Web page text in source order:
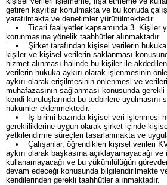
getiren kayıtlar konulmakta ve bu konuda
yaratılmakta ve denetimler yürütülmektedir.
• Ticari faaliyetler kapsamında 3. Kişiler
korunmasına yönelik taahhütler alınmaktadır.
• Şirket tarafından kişisel verilerin hukuka
kişiler ve kişisel verilerin saklanması
hizmet alınması halinde bu kişiler ile
verilerin hukuka aykırı olarak işlenmesinin
aykırı olarak erişilmesinin önlenmesi ve
muhafazasının sağlanması konusunda
kendi kuruluşlarında bu tedbirlere uyulmasını
hükümler eklenmektedir.
• İş birimi bazında kişisel veri işlenmesi
gerekliliklerine uygun olarak şirket içinde
yetkilendirme süreçleri tasarlanmakta ve
• Çalışanlar, öğrendikleri kişisel verileri
aykırı olarak başkasına açıklayamayacağı ve
kullanamayacağı ve bu yükümlülüğün
devam edeceği konusunda bilgilendirilmekte
kendilerinden gerekli taahhütler alınmaktadır.